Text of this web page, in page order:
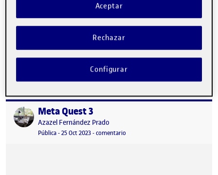
Artículo acerca de Apple Vision Pro. Entrega de la actividad P2 …
Publicado porMeta Quest 3
Publicado por
Azazel Fernández Prado
Visibilidad:
Pública-Fecha de publicación
25 Oct 20232 marzo, 2024 5:59 pm
-comentario
Rechazar
Aceptar
Configurar